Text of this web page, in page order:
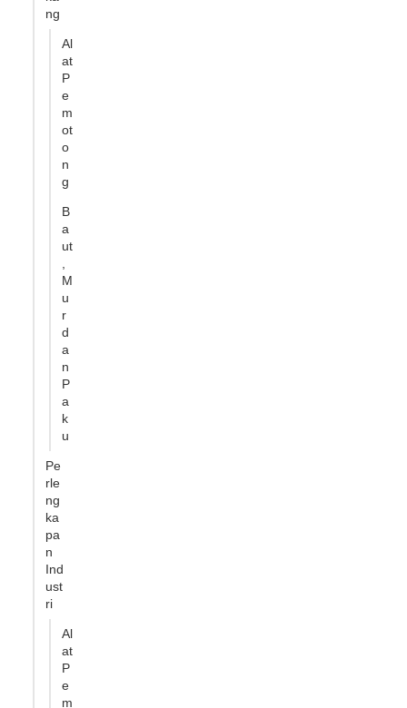
ng
Al
at
P
e
m
ot
o
n
g
B
a
ut
,
M
u
r
d
a
n
P
a
k
u
Pe
rle
ng
ka
pa
n
Ind
ust
ri
Al
at
P
e
m